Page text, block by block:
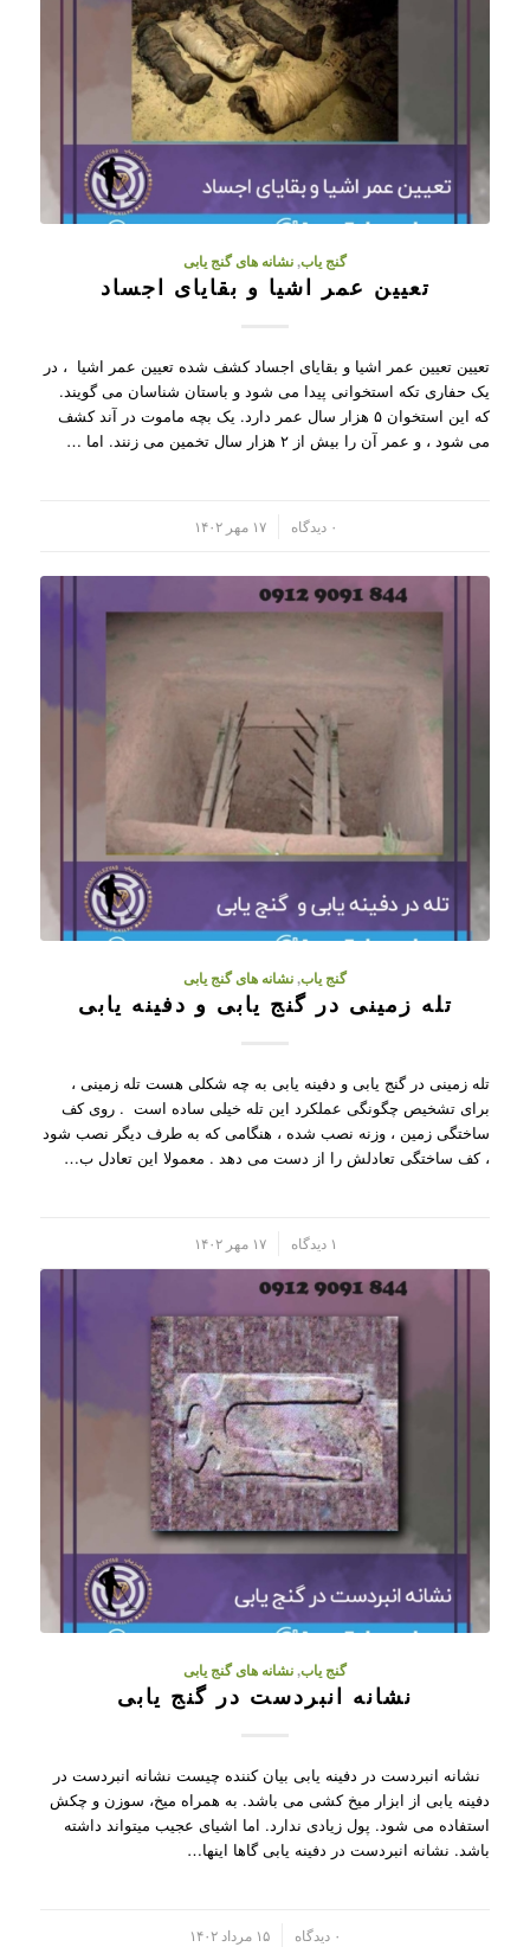
گنج یاب,نشانه های گنج یابی
تعیین عمر اشیا و بقایای اجساد
تعیین تعیین عمر اشیا و بقایای اجساد کشف شده تعیین عمر اشیا ، در
یک حفاری تکه استخوانی پیدا می شود و باستان شناسان می گویند.
که این استخوان ۵ هزار سال عمر دارد. یک بچه ماموت در آند کشف
می شود ، و عمر آن را بیش از ۲ هزار سال تخمین می زنند. اما …
۰ دیدگاه ۱۷ مهر ۱۴۰۲
گنج یاب,نشانه های گنج یابی
تله زمینی در گنج یابی و دفینه یابی
تله زمینی در گنج یابی و دفینه یابی به چه شکلی هست تله زمینی ،
برای تشخیص چگونگی عملکرد این تله خیلی ساده است . روی کف
ساختگی زمین ، وزنه نصب شده ، هنگامی که به طرف دیگر نصب شود
، کف ساختگی تعادلش را از دست می دهد . معمولا این تعادل ب…
۱ دیدگاه ۱۷ مهر ۱۴۰۲
گنج یاب,نشانه های گنج یابی
نشانه انبردست در گنج یابی
نشانه انبردست در دفینه یابی بیان کننده چیست نشانه انبردست در
دفینه یابی از ابزار میخ کشی می باشد. به همراه میخ، سوزن و چکش
استفاده می شود. پول زیادی ندارد. اما اشیای عجیب میتواند داشته
باشد. نشانه انبردست در دفینه یابی گاها اینها…
۰ دیدگاه ۱۵ مرداد ۱۴۰۲